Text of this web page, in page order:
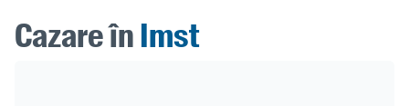
Cazare înImst